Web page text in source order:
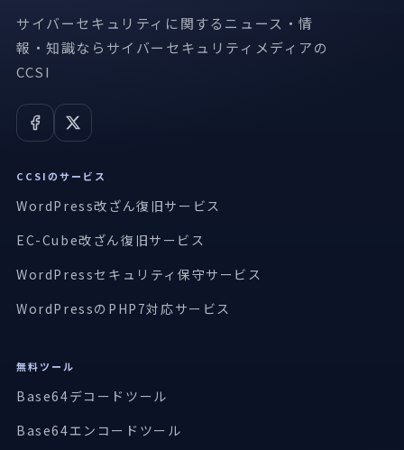
サイバーセキュリティに関するニュース・情
報・知識ならサイバーセキュリティメディアの
CCSI
CCSIのサービス
WordPress改ざん復旧サービス
EC-Cube改ざん復旧サービス
WordPressセキュリティ保守サービス
WordPressのPHP7対応サービス
無料ツール
Base64デコードツール
Base64エンコードツール